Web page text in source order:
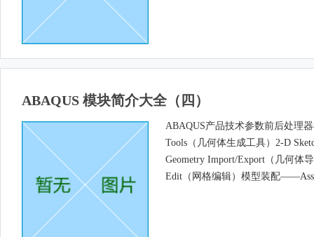
ABAQUS 模块简介大全（四）
ABAQUS产品技术参数前后处理
Tools（几何体生成工具）2-D
Geometry Import/Export（几何体
Edit（网格编辑）模型装配